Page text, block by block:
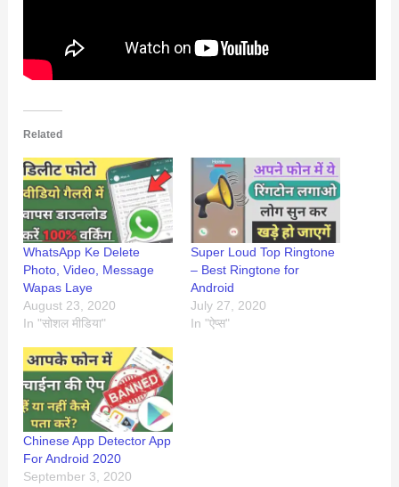
Related
WhatsApp Ke Delete
Photo, Video, Message
Wapas Laye
August 23, 2020
In "सोशल मीडिया"
Super Loud Top Ringtone
– Best Ringtone for
Android
July 27, 2020
In "ऐप्स"
Chinese App Detector App
For Android 2020
September 3, 2020